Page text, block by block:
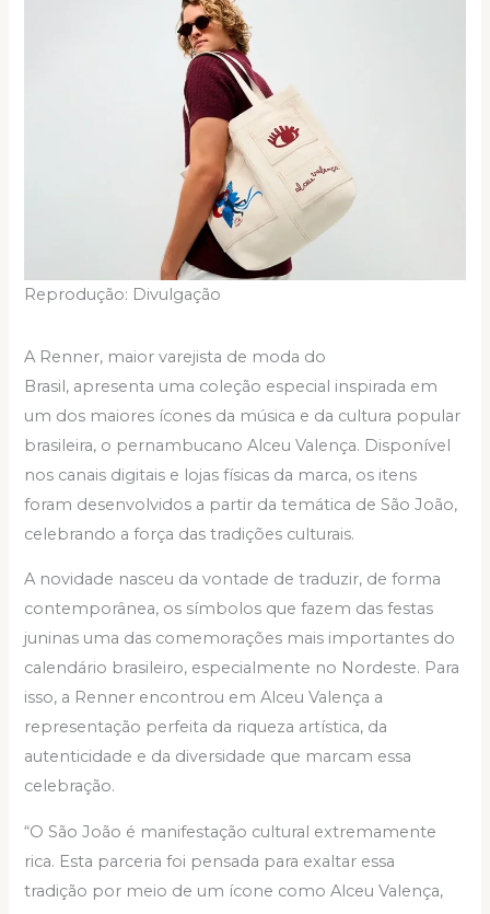
Reprodução: Divulgação
A Renner, maior varejista de moda do
Brasil, apresenta uma coleção especial inspirada em
um dos maiores ícones da música e da cultura popular
brasileira, o pernambucano Alceu Valença. Disponível
nos canais digitais e lojas físicas da marca, os itens
foram desenvolvidos a partir da temática de São João,
celebrando a força das tradições culturais.
A novidade nasceu da vontade de traduzir, de forma
contemporânea, os símbolos que fazem das festas
juninas uma das comemorações mais importantes do
calendário brasileiro, especialmente no Nordeste. Para
isso, a Renner encontrou em Alceu Valença a
representação perfeita da riqueza artística, da
autenticidade e da diversidade que marcam essa
celebração.
“O São João é manifestação cultural extremamente
rica. Esta parceria foi pensada para exaltar essa
tradição por meio de um ícone como Alceu Valença,